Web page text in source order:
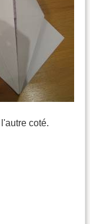
coté.